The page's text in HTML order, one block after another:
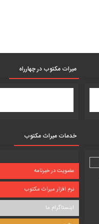
میرات مکتوب در چهارراه
خدمات میراث مکتوب
عضویت در خبرنامه
نرم افزار میراث مکتوب
اینستاگرام ما